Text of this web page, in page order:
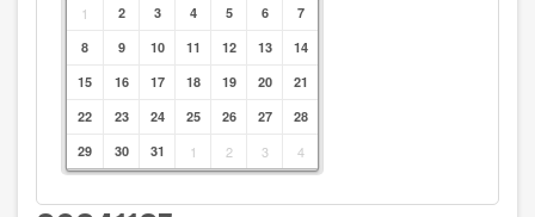
1 2 3 4 5 6
7
8
9 10 11 12 13
14
15
16 17 18 19 20
21
22
23 24 25 26 27
28
29
30 31 1 2 3 4